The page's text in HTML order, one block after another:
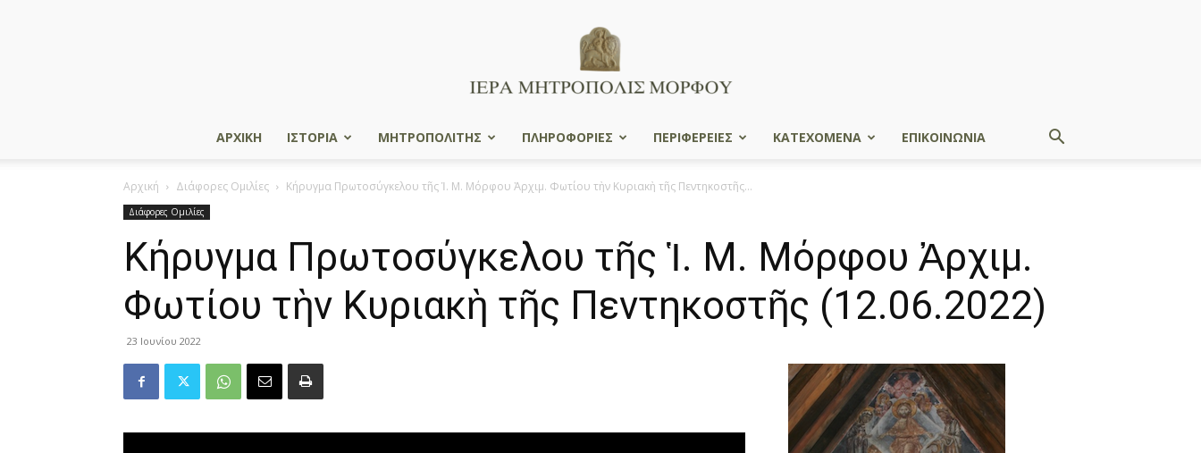
Μητρόπολις
ΑΡΧΙΚΗ ΙΣΤΟΡΙΑ ΜΗΤΡΟΠΟΛΙΤΗΣ ΠΛΗΡΟΦΟΡΙΕΣ ΠΕΡΙΦΕΡΕΙΕΣ ΚΑΤΕΧΟΜΕΝΑ ΕΠΙΚΟΙΝΩΝΙΑ
Αρχική Διάφορες Ομιλίες Κήρυγμα Πρωτοσύγκελου τῆς Ἱ. Μ. Μόρφου Ἀρχιμ. Φωτίου τὴν Κυριακὴ τῆς Πεντηκοστῆς...
Διάφορες Ομιλίες
Κήρυγμα Πρωτοσύγκελου τῆς Ἱ. Μ. Μόρφου Ἀρχιμ.
Φωτίου τὴν Κυριακὴ τῆς Πεντηκοστῆς (12.06.2022)
23 Ιουνίου 2022